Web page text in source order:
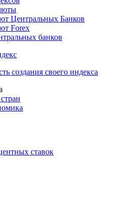
Центральных Банков
банков
создания своего индекса
ставок